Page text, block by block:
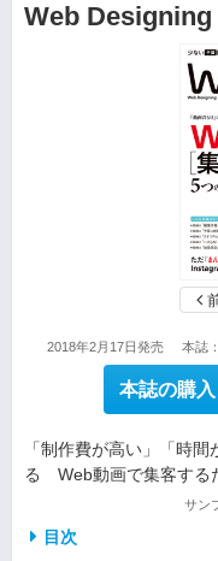
Web Designing
2018年2月17日発売 本誌
本誌の購入
「制作費が高い」「時
る Web動画で集客する
サン
目次